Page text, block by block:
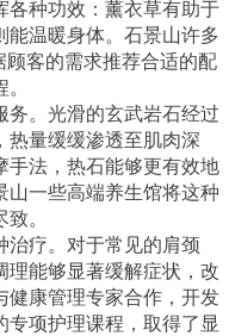
各种功效：薰衣草有助于
能温暖身体。石景山许多
客的需求推荐合适的配
务。光滑的玄武岩石经过
热量缓缓渗透至肌肉深
手法，热石能够更有效地
山一些高端养生馆将这种
。
治疗。对于常见的肩颈
理能够显著缓解症状，改
健康管理专家合作，开发
项护理课程，取得了显